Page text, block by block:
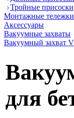
Тройные присоски
Монтажные тележки
Аксессуары
Вакуумные захваты
Вакуумный захват
для